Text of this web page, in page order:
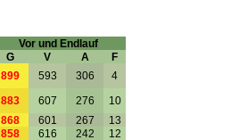
Vor und Endlauf
G V A
F
899 593 306 4
883 607 276
10
868 601 267
13
858 616 242
12